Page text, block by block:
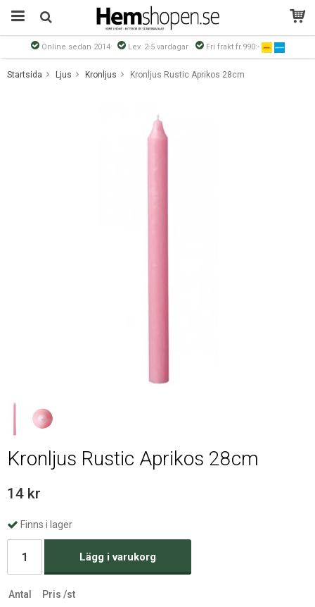
Online sedan 2014 Lev. 2-5 vardagar Fri frakt fr.990:-
Startsida Ljus Kronljus Kronljus Rustic Aprikos 28cm
Kronljus Rustic Aprikos 28cm
14 kr
Finns i lager
Lägg i varukorg
Antal
Pris /st